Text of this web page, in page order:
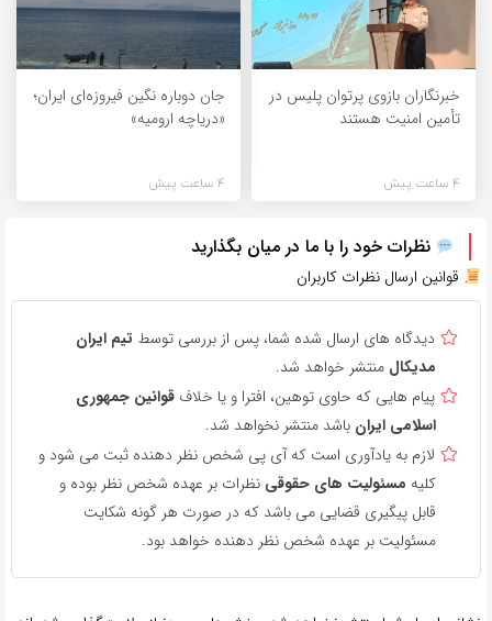
خبرنگاران بازوی پرتوان پلیس در
تأمین امنیت هستند
4 ساعت پیش
جان دوباره نگین فیروزه‌ای ایران؛
«دریاچه ارومیه»
4 ساعت پیش
نظرات خود را با ما در میان بگذارید
قوانین ارسال نظرات کاربران
دیدگاه های ارسال شده شما، پس از بررسی توسط تیم ایران
مدیکال منتشر خواهد شد.
پیام هایی که حاوی توهین، افترا و یا خلاف قوانین جمهوری
اسلامی ایران باشد منتشر نخواهد شد.
لازم به یادآوری است که آی پی شخص نظر دهنده ثبت می شود و
کلیه مسئولیت های حقوقی نظرات بر عهده شخص نظر بوده و
قابل پیگیری قضایی می باشد که در صورت هر گونه شکایت
مسئولیت بر عهده شخص نظر دهنده خواهد بود.